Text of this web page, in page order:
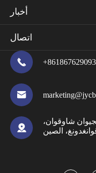
أخبار
اتصال



شاوقوان،
الصين